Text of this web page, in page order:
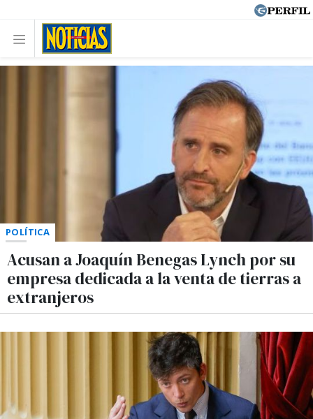
POLÍTICA
Acusan a Joaquín Benegas Lynch por su
empresa dedicada a la venta de tierras a
extranjeros